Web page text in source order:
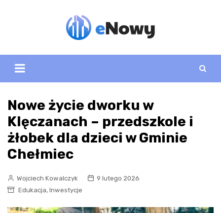
Nowe życie dworku w
Klęczanach – przedszkole i
żłobek dla dzieci w Gminie
Chełmiec
Wojciech Kowalczyk
9 lutego 2026
Edukacja, Inwestycje